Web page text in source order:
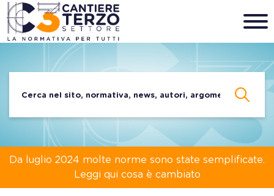
Da luglio 2024 molte norme sono state semplificate.
Leggi qui cosa è cambiato